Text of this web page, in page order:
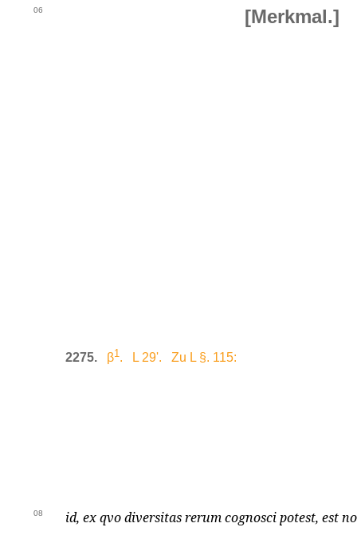
06 [Merkmal.]
2275. β1. L 29'. Zu L §. 115:
08 id, ex qvo diversitas rerum cognosci potest, est